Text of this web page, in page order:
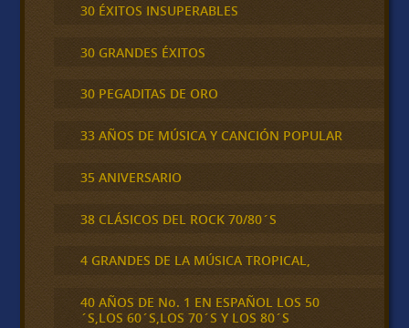
30 ÉXITOS INSUPERABLES
30 GRANDES ÉXITOS
30 PEGADITAS DE ORO
33 AÑOS DE MÚSICA Y CANCIÓN POPULAR
35 ANIVERSARIO
38 CLÁSICOS DEL ROCK 70/80´S
4 GRANDES DE LA MÚSICA TROPICAL,
40 AÑOS DE No. 1 EN ESPAÑOL LOS 50
´S,LOS 60´S,LOS 70´S Y LOS 80´S